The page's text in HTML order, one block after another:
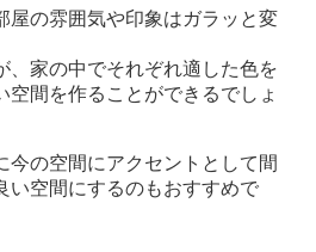
屋の雰囲気や印象はガラッと変
、家の中でそれぞれ適した色を
空間を作ることができるでしょ
今の空間にアクセントとして間
い空間にするのもおすすめで